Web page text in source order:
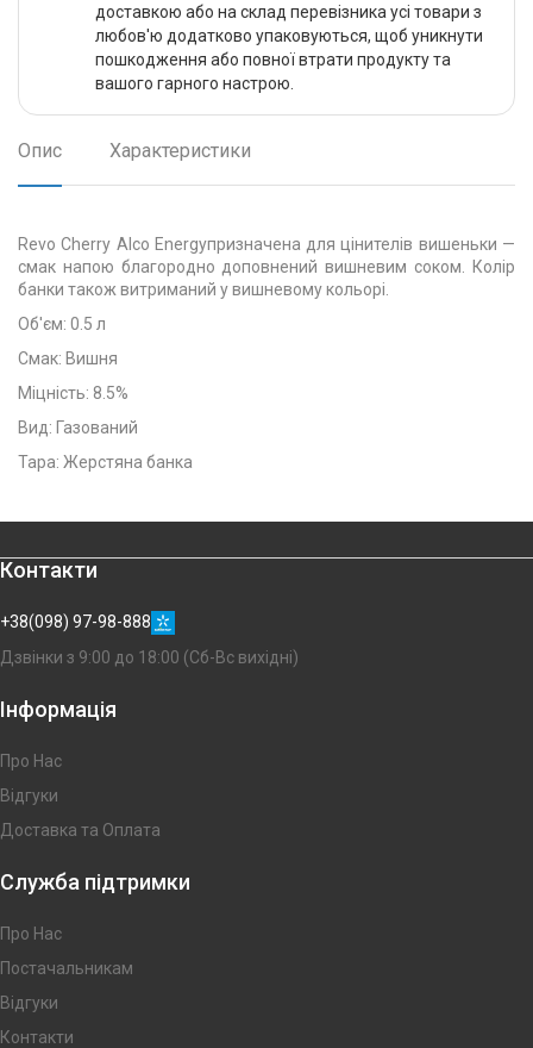
доставкою або на склад перевізника усі товари з
любов'ю додатково упаковуються, щоб уникнути
пошкодження або повної втрати продукту та
вашого гарного настрою.
Опис Характеристики
Revo Cherry Alco Energyпризначена для цінителів вишеньки —
смак напою благородно доповнений вишневим соком. Колір
банки також витриманий у вишневому кольорі.
Об'єм: 0.5 л
Смак: Вишня
Міцність: 8.5%
Вид: Газований
Тара: Жерстяна банка
Контакти
+38(098) 97-98-888
Дзвінки з 9:00 до 18:00 (Сб-Вс вихідні)
Інформація
Про Нас
Відгуки
Доставка та Оплата
Служба підтримки
Про Нас
Постачальникам
Відгуки
Контакти